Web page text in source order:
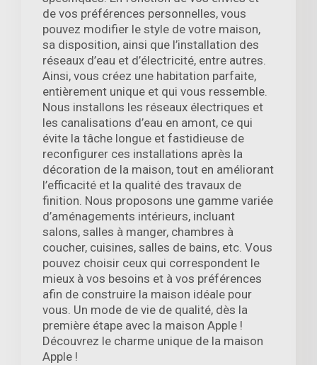
de vos préférences personnelles, vous
pouvez modifier le style de votre maison,
sa disposition, ainsi que l’installation des
réseaux d’eau et d’électricité, entre autres.
Ainsi, vous créez une habitation parfaite,
entièrement unique et qui vous ressemble.
Nous installons les réseaux électriques et
les canalisations d’eau en amont, ce qui
évite la tâche longue et fastidieuse de
reconfigurer ces installations après la
décoration de la maison, tout en améliorant
l’efficacité et la qualité des travaux de
finition. Nous proposons une gamme variée
d’aménagements intérieurs, incluant
salons, salles à manger, chambres à
coucher, cuisines, salles de bains, etc. Vous
pouvez choisir ceux qui correspondent le
mieux à vos besoins et à vos préférences
afin de construire la maison idéale pour
vous. Un mode de vie de qualité, dès la
première étape avec la maison Apple !
Découvrez le charme unique de la maison
Apple !